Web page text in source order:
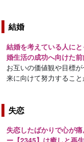
結婚
結婚を考えている人に
婚生活の成功へ向けた前
お互いの価値観や目標
来に向けて努力すること
失恋
失恋したばかりで心が